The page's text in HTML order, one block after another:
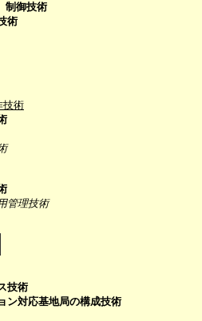
制御技術
術
技術
管理技術
技術
ン対応基地局の構成技術